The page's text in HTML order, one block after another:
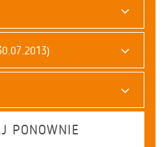
PONOWNIE